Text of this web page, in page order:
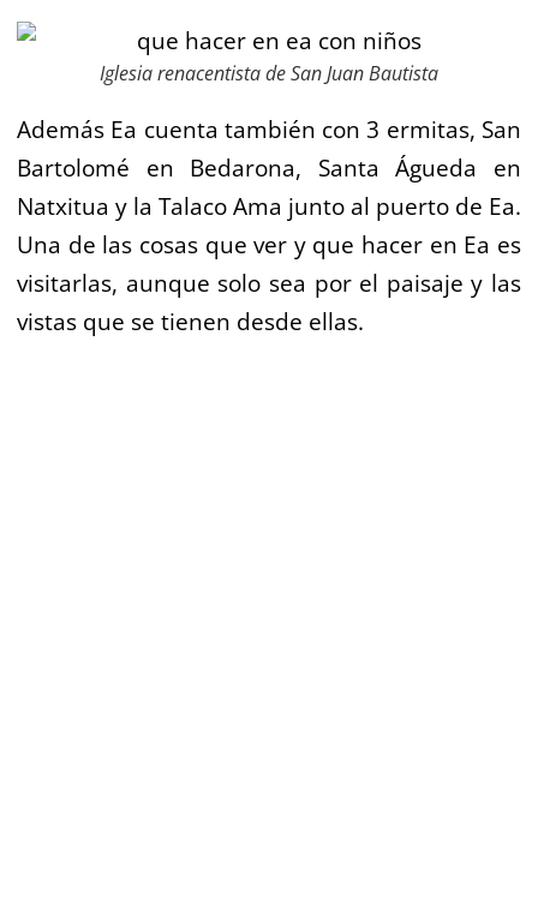
Iglesia renacentista de San Juan Bautista
Además Ea cuenta también con 3 ermitas, San
Bartolomé en Bedarona, Santa Águeda en
Natxitua y la Talaco Ama junto al puerto de Ea.
Una de las cosas que ver y que hacer en Ea es
visitarlas, aunque solo sea por el paisaje y las
vistas que se tienen desde ellas.